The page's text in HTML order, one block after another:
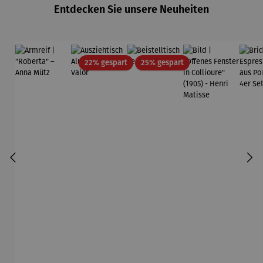
Entdecken Sie unsere Neuheiten
22% gespartRabatt25% gespartRabatt